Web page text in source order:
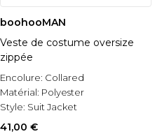
boohooMAN
Veste de costume oversize
zippée
Encolure: Collared
Matérial: Polyester
Style: Suit Jacket
41,00 €